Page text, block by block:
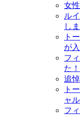
女
ル
し
ト
が
フ
た！
追
ト
ャ
フ